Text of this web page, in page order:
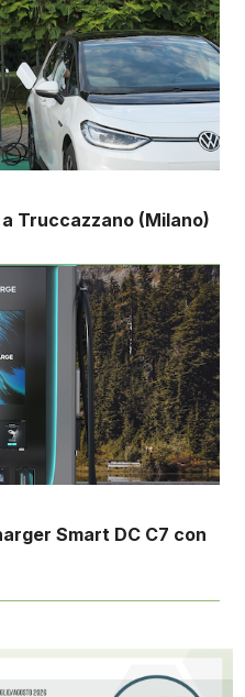
Truccazzano (Milano)
Smart DC C7 con